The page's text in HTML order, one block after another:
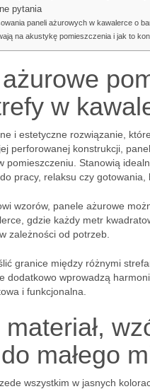
pytania
paneli ażurowych w kawalerce o
na akustykę pomieszczenia i jak to
w
i estetyczne rozwiązanie,
perforowanej konstrukcji,
pomieszczeniu. Stanowią
pracy, relaksu czy gotowania,
wzorów, panele ażurowe
gdzie każdy metr
zależności od potrzeb.
granice między różnymi
dodatkowo wprowadzą
i funkcjonalna.
małego
wszystkim w jasnych